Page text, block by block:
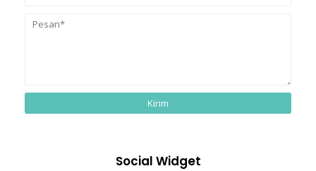
Social Widget